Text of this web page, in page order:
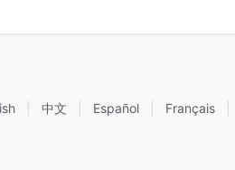
中文 Español Français